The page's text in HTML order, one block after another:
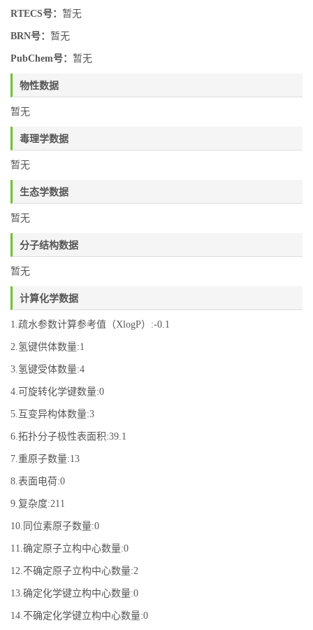
RTECS号： 暂无
BRN号： 暂无
PubChem号： 暂无
物性数据
暂无
毒理学数据
暂无
生态学数据
暂无
分子结构数据
暂无
计算化学数据
1.疏水参数计算参考值（XlogP）:-0.1
2.氢键供体数量:1
3.氢键受体数量:4
4.可旋转化学键数量:0
5.互变异构体数量:3
6.拓扑分子极性表面积:39.1
7.重原子数量:13
8.表面电荷:0
9.复杂度:211
10.同位素原子数量:0
11.确定原子立构中心数量:0
12.不确定原子立构中心数量:2
13.确定化学键立构中心数量:0
14.不确定化学键立构中心数量:0